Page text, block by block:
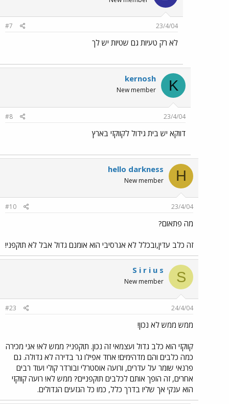
23/4/04
#7
לא רק טעיות גם שטיות יש לך
K
kernosh
New member
23/4/04
#8
דווקא יש בית גידול לקווקזי בארץ
H
hello darkness
New member
23/4/04
#10
מה פתאום?
זה כלב עדין,ובכלל לא אגרסיבי הוא אומנם גדול אבל לא תוקפני!
S
S i r i u s
New member
24/4/04
#23
ממש ממש לא נכון!
קווקזי הוא כלב גדול ועצמאי זה נכון. תוקפני? ממש לא! אני מכירה
כמה כלבים והם מדהימים! אחד אפילו גר בדירה לא גדולה. גם
פרנאי שומר על עדרים, ורועה אוסטרלי ובורדר קולי ועוד רבים
אחרים, זה הופך אותם לכלבים תוקפניים? ממש לא! רועה קווקזי
הוא ענקי אך שליו בדרך כלל, כמו כל הגזעים הגדולים.